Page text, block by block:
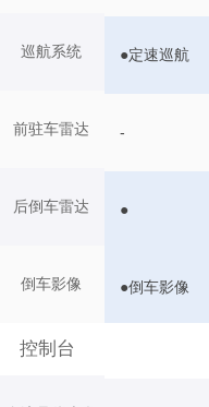
巡航系统
前驻车雷达
后倒车雷达
倒车影像
控制台
●定速巡航
-
●
●倒车影像